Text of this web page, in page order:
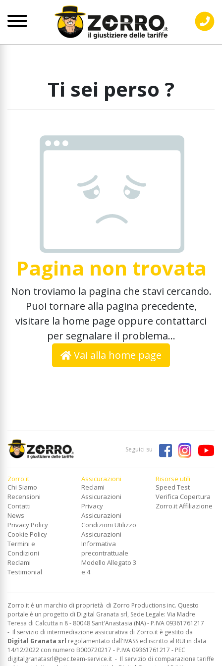
Ti sei perso ?
Pagina non trovata
Non troviamo la pagina che stavi cercando.
Puoi tornare alla pagina precedente,
visitare la home page oppure contattarci
per segnalare il problema...
Vai alla home page
Seguici su
Zorro.it
Chi Siamo
Recensioni
Contatti
News
Privacy Policy
Cookie Policy
Termini e
Condizioni
Reclami
Testimonial
Assicurazioni
Reclami
Assicurazioni
Privacy
Assicurazioni
Condizioni Utilizzo
Assicurazioni
Informativa
precontrattuale
Modello Allegato 3
e 4
Risorse utili
Speed Test
Verifica Copertura
Zorro.it Affiliazione
Zorro.it é un marchio di proprietà di Zorro Productions inc. Questo
portale è un progetto di Digital Granata srl, Sede Legale: Via Madre
Teresa di Calcutta n 8 - 80048 Sant'Anastasia (NA) - P.IVA 09361761217
- Il servizio di intermediazione assicurativa di Zorro.it è gestito da
Digital Granata srl regolamentato dall'IVASS ed iscritto al RUI in data
14/12/2022 con numero B000720217 - P.IVA 09361761217 - PEC
digitalgranatasrl@pec.team-service.it - Il servizio di comparazione tariffe